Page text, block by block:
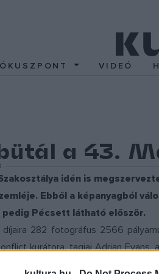
VIDEÓ
a 43.
idén is
Ebből a képanyagból
Pécsett látható először.
282 fotográfus 2566
kurátora, tagjai Adrian Evans,
Radu Sigheti, a Reuters